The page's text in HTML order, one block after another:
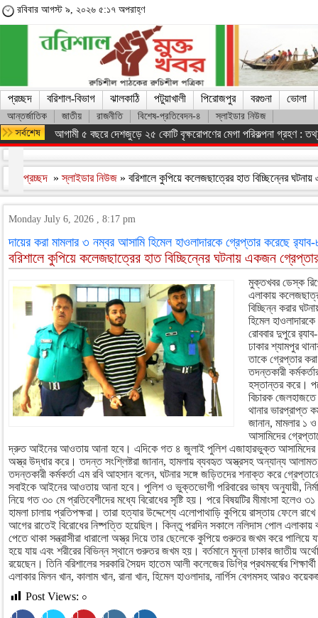
রবিবার আগস্ট ৯, ২০২৬ ৫:১৭ অপরাহ্ণ
প্রচ্ছদ বরিশাল-বিভাগ ঝালকাঠি পটুয়াখালী পিরোজপুর বরগুনা ভোলা
আন্তর্জাতিক জাতীয় রাজনীতি বিশেষ-প্রতিবেদন-৪ স্লাইডার নিউজ
আগামী ৫ বছরে দেশজুড়ে ২৫ কোটি বৃক্ষরোপণের মেগা পরিকল্পনা গ্রহণ :
প্রচ্ছদ »স্লাইডার নিউজ » বরিশালে কুপিয়ে কলেজছাত্রের হাত বিচ্ছিন্নের
Monday July 6, 2026 , 8:17 pm
দায়ের করা মামলার ৩ নম্বর আসামি হিমেল হাওলাদারকে গ্রেপ্তার করেছে
বরিশালে কুপিয়ে কলেজছাত্রের হাত বিচ্ছিন্নের ঘটনায় একজন
মুক্তখবর ডেস্ক
এলাকায়
বিচ্ছিন্ন করার
হিমেল
রোববার দুপুরে
ঢাকার শ্যামপুর
তাকে গ্রেপ্তার
তদন্তকারী
হস্তান্তর করে।
বিচারক
থানার ভারপ্রাপ্ত
জানান, মামলার
আসামিদের
দ্রুত আইনের আওতায় আনা হবে। এদিকে গত ৪ জুলাই পুলিশ এজাহারভুক্ত আসামিদের
অস্ত্র উদ্ধার করে। তদন্ত সংশ্লিষ্টরা জানান, হামলায় ব্যবহৃত অস্ত্রসহ অন্যান্য
তদন্তকারী কর্মকর্তা এম রবি আহসান বলেন, ঘটনার সঙ্গে জড়িতদের শনাক্ত করে
সবাইকে আইনের আওতায় আনা হবে। পুলিশ ও ভুক্তভোগী পরিবারের ভাষ্য অনুযায়ী,
নিয়ে গত ৩০ মে প্রতিবেশীদের মধ্যে বিরোধের সৃষ্টি হয়। পরে বিষয়টির মীমাংসা হলেও
হামলা চালায় প্রতিপক্ষরা। তারা হত্যার উদ্দেশ্যে এলোপাথাড়ি কুপিয়ে রাস্তায় ফেলে
আগের রাতেই বিরোধের নিষ্পত্তি হয়েছিল। কিন্তু পরদিন সকালে নলিদাস পোল
পেতে থাকা সন্ত্রাসীরা ধারালো অস্ত্র দিয়ে তার ছেলেকে কুপিয়ে গুরুতর জখম করে পালিয়ে
হয়ে যায় এবং শরীরের বিভিন্ন স্থানে গুরুতর জখম হয়। বর্তমানে মুন্না ঢাকার জাতীয়
রয়েছেন। তিনি বরিশালের সরকারি সৈয়দ হাতেম আলী কলেজের ডিগ্রি প্রথমবর্ষের
এলাকার মিলন খান, কালাম খান, রানা খান, হিমেল হাওলাদার, নার্গিস বেগমসহ আরও
Post Views: ০